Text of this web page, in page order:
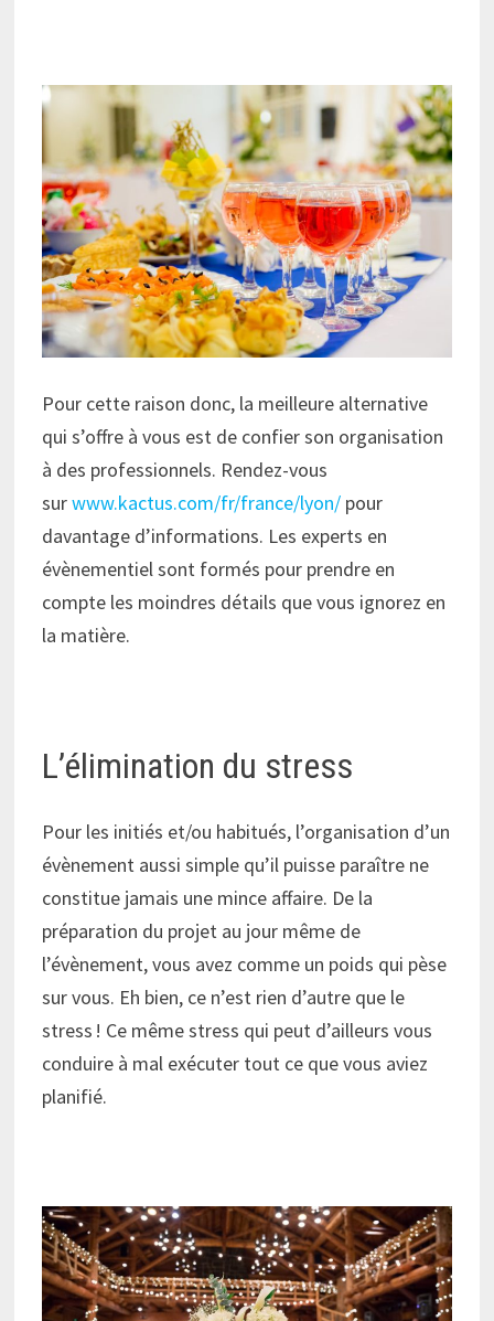
Pour cette raison donc, la meilleure alternative
qui s’offre à vous est de confier son organisation
à des professionnels. Rendez-vous
surwww.kactus.com/fr/france/lyon/ pour
davantage d’informations. Les experts en
évènementiel sont formés pour prendre en
compte les moindres détails que vous ignorez en
la matière.
L’élimination du stress
Pour les initiés et/ou habitués, l’organisation d’un
évènement aussi simple qu’il puisse paraître ne
constitue jamais une mince affaire. De la
préparation du projet au jour même de
l’évènement, vous avez comme un poids qui pèse
sur vous. Eh bien, ce n’est rien d’autre que le
stress ! Ce même stress qui peut d’ailleurs vous
conduire à mal exécuter tout ce que vous aviez
planifié.